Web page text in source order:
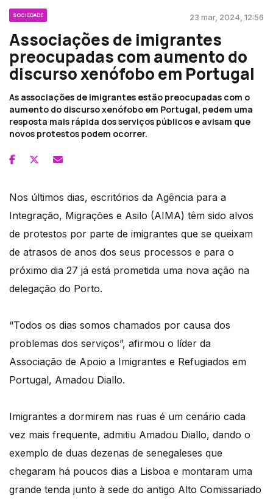
SOCIEDADE 23 mar, 2024, 12:56
Associações de imigrantes
preocupadas com aumento do
discurso xenófobo em Portugal
As associações de imigrantes estão preocupadas com o
aumento do discurso xenófobo em Portugal, pedem uma
resposta mais rápida dos serviços públicos e avisam que
novos protestos podem ocorrer.
Nos últimos dias, escritórios da Agência para a
Integração, Migrações e Asilo (AIMA) têm sido alvos
de protestos por parte de imigrantes que se queixam
de atrasos de anos dos seus processos e para o
próximo dia 27 já está prometida uma nova ação na
delegação do Porto.
“Todos os dias somos chamados por causa dos
problemas dos serviços”, afirmou o líder da
Associação de Apoio a Imigrantes e Refugiados em
Portugal, Amadou Diallo.
Imigrantes a dormirem nas ruas é um cenário cada
vez mais frequente, admitiu Amadou Diallo, dando o
exemplo de duas dezenas de senegaleses que
chegaram há poucos dias a Lisboa e montaram uma
grande tenda junto à sede do antigo Alto Comissariado